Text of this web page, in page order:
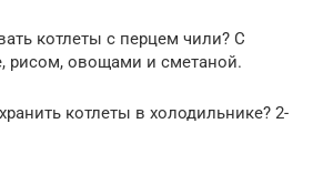
котлеты с перцем чили? С
рисом, овощами и сметаной.
котлеты в холодильнике? 2-